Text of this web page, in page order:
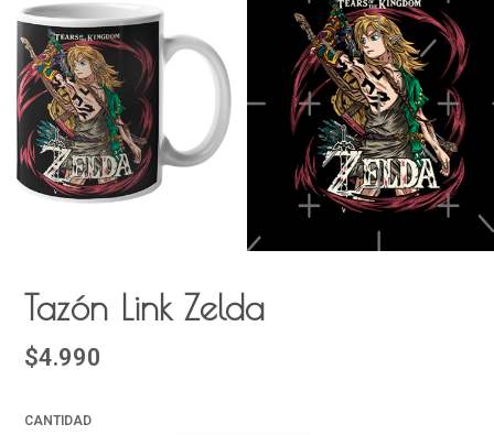
Tazón Link Zelda
$4.990
CANTIDAD